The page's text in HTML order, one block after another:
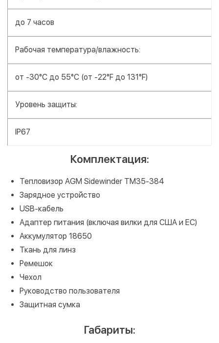
до 7 часов
Рабочая температура/влажность:
от -30°C до 55°C (от -22°F до 131°F)
Уровень защиты:
IP67
Комплектация:
Тепловизор AGM Sidewinder TM35-384
Зарядное устройство
USB-кабель
Адаптер питания (включая вилки для США и ЕС)
Аккумулятор 18650
Ткань для линз
Ремешок
Чехол
Руководство пользователя
Защитная сумка
Габариты: